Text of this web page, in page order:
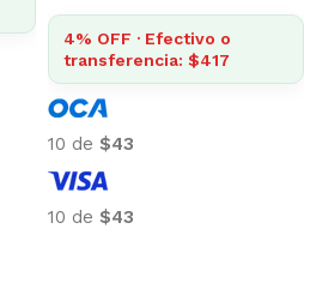
4% OFF · Efectivo o
transferencia: $417
10 de $43
10 de $43